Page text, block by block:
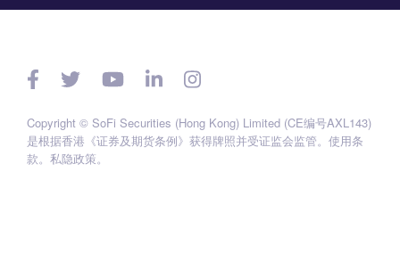
Copyright © SoFi Securities (Hong Kong) Limited (CE编号AXL143)
是根据香港《证券及期货条例》获得牌照并受证监会监管。 使用条
款。 私隐政策。